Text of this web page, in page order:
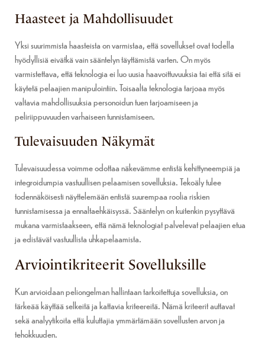
Haasteet ja Mahdollisuudet
Yksi suurimmista haasteista on varmistaa, että sovellukset ovat todella
hyödyllisiä eivätkä vain sääntelyn täyttämistä varten. On myös
varmistettava, että teknologia ei luo uusia haavoittuvuuksia tai että sitä ei
käytetä pelaajien manipulointiin. Toisaalta teknologia tarjoaa myös
valtavia mahdollisuuksia personoidun tuen tarjoamiseen ja
peliriippuvuuden varhaiseen tunnistamiseen.
Tulevaisuuden Näkymät
Tulevaisuudessa voimme odottaa näkevämme entistä kehittyneempiä ja
integroidumpia vastuullisen pelaamisen sovelluksia. Tekoäly tulee
todennäköisesti näyttelemään entistä suurempaa roolia riskien
tunnistamisessa ja ennaltaehkäisyssä. Sääntelyn on kuitenkin pysyttävä
mukana varmistaakseen, että nämä teknologiat palvelevat pelaajien etua
ja edistävät vastuullista uhkapelaamista.
Arviointikriteerit Sovelluksille
Kun arvioidaan peliongelman hallintaan tarkoitettuja sovelluksia, on
tärkeää käyttää selkeitä ja kattavia kriteereitä. Nämä kriteerit auttavat
sekä analyytikoita että kuluttajia ymmärtämään sovellusten arvon ja
tehokkuuden.